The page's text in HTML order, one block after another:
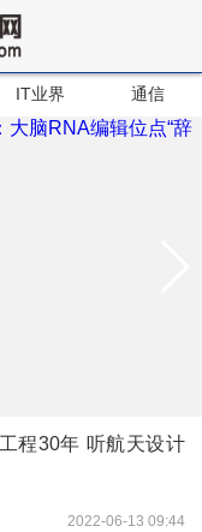
IT业界 通信
程30年 听航天设计
2022-06-13 09:44